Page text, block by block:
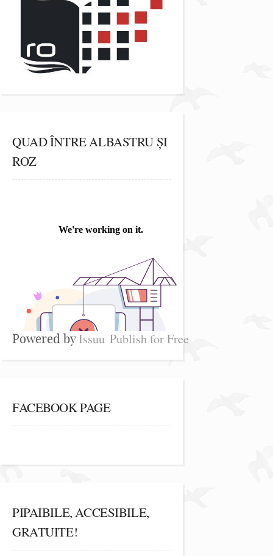
QUAD ÎNTRE ALBASTRU ȘI
ROZ
Powered byIssuu Publish for Free
FACEBOOK PAGE
PIPAIBILE, ACCESIBILE,
GRATUITE!